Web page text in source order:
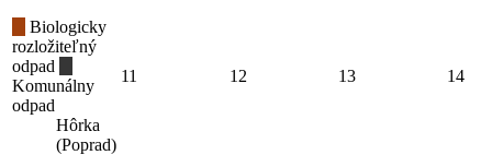
Biologicky
rozložiteľný
odpad
Komunálny
odpad
Hôrka
(Poprad)
11 12 13 14